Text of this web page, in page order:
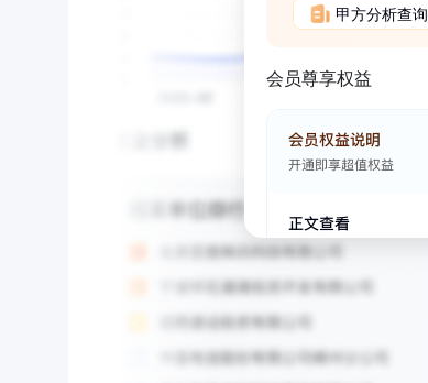
甲方分析查询
会员尊享权益